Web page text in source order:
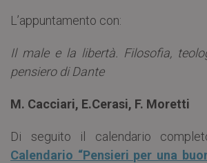
L’appuntamento con:
Il male e la libertà. Filosofia,
pensiero di Dante
M. Cacciari, E.Cerasi, F. Moretti
Di seguito il calendario
Calendario “Pensieri per una